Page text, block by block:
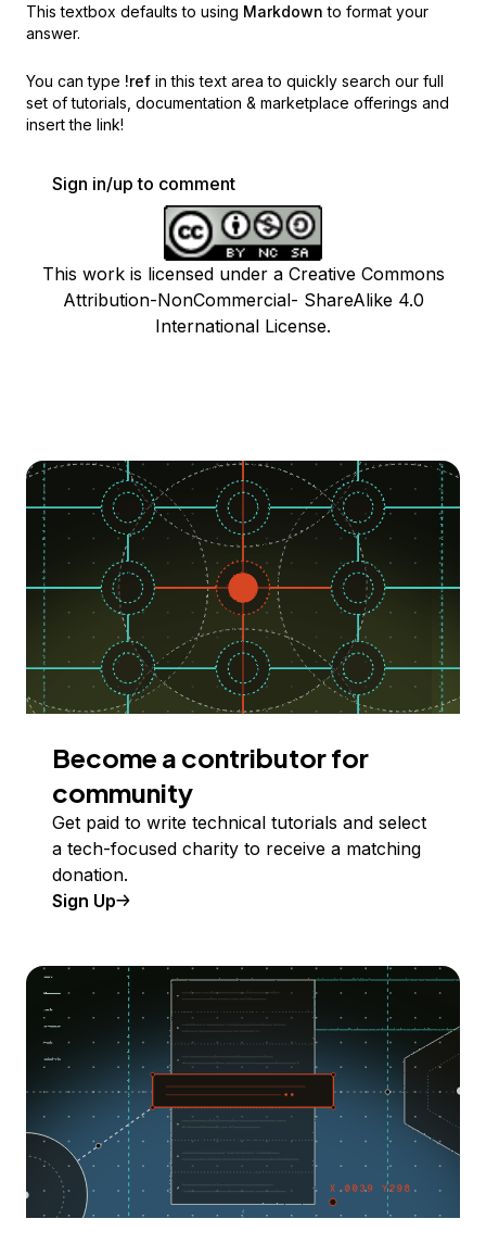
This textbox defaults to using Markdown to format your
answer.
You can type !ref in this text area to quickly search our full
set of tutorials, documentation & marketplace offerings and
insert the link!
Sign in/up to comment
This work is licensed under a Creative Commons
Attribution-NonCommercial- ShareAlike 4.0
International License.
Become a contributor for
community
Get paid to write technical tutorials and select
a tech-focused charity to receive a matching
donation.
Sign Up